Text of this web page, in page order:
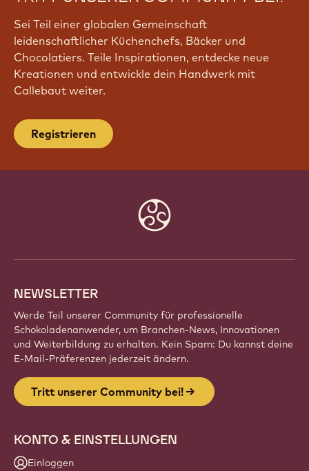
Sei Teil einer globalen Gemeinschaft
leidenschaftlicher Küchenchefs, Bäcker und
Chocolatiers. Teile Inspirationen, entdecke neue
Kreationen und entwickle dein Handwerk mit
Callebaut weiter.
Registrieren
NEWSLETTER
Werde Teil unserer Community für professionelle
Schokoladenanwender, um Branchen-News, Innovationen
und Weiterbildung zu erhalten. Kein Spam: Du kannst deine
E-Mail-Präferenzen jederzeit ändern.
Tritt unserer Community bei!
KONTO & EINSTELLUNGEN
Einloggen